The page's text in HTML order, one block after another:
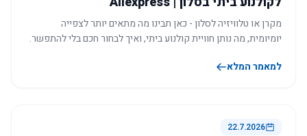
מקרן או טלוויזיה לסלון - כאן תבינו מה מתאים יותר לצפייה
יומיומית, מה נותן חוויית קולנוע ביתי, ואיך לבחור חכם בלי להתפשר.
למאמר המלא
22.7.2026